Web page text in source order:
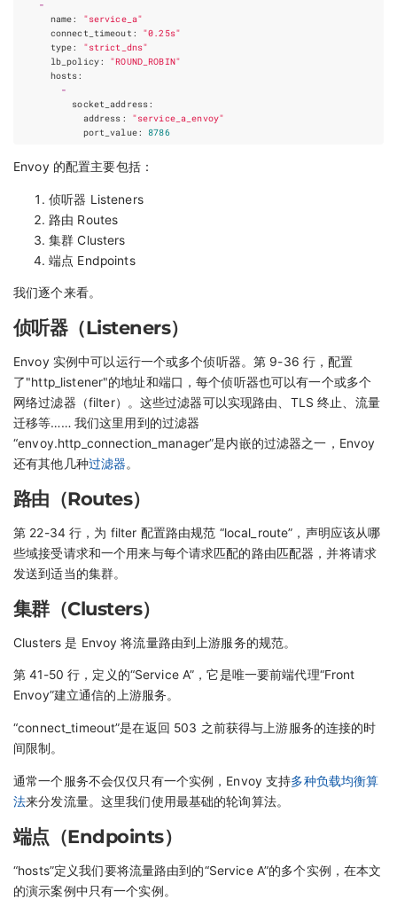
-
name:
"service_a"
connect_timeout :
"0.25s"
type:
"strict_dns"
lb_policy:
"ROUND_ROBIN"
hosts:
-
socket_address:
address :
"service_a_envoy"
port_value: 8786
Envoy 的配置主要包括：
侦听器 Listeners
路由 Routes
集群 Clusters
端点 Endpoints
我们逐个来看。
侦听器（Listeners）
Envoy 实例中可以运行一个或多个侦听器。第 9-36 行，配置
了"http_listener"的地址和端口，每个侦听器也可以有一个或多个
网络过滤器（filter）。这些过滤器可以实现路由、TLS 终止、流量
迁移等…… 我们这里用到的过滤器
“envoy.http_connection_manager”是内嵌的过滤器之一，Envoy
还有其他几种过滤器。
路由（Routes）
第 22-34 行，为 filter 配置路由规范 “local_route”，声明应该从哪
些域接受请求和一个用来与每个请求匹配的路由匹配器，并将请求
发送到适当的集群。
集群（Clusters）
Clusters 是 Envoy 将流量路由到上游服务的规范。
第 41-50 行，定义的“Service A”，它是唯一要前端代理“Front
Envoy”建立通信的上游服务。
“connect_timeout”是在返回 503 之前获得与上游服务的连接的时
间限制。
通常一个服务不会仅仅只有一个实例，Envoy 支持多种负载均衡算
法来分发流量。这里我们使用最基础的轮询算法。
端点（Endpoints）
“hosts”定义我们要将流量路由到的“Service A”的多个实例，在本文
的演示案例中只有一个实例。